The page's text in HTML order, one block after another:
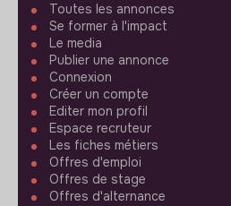
Toutes les annonces
Se former à l'impact
Le media
Publier une annonce
Connexion
Créer un compte
Editer mon profil
Espace recruteur
Les fiches métiers
Offres d'emploi
Offres de stage
Offres d'alternance